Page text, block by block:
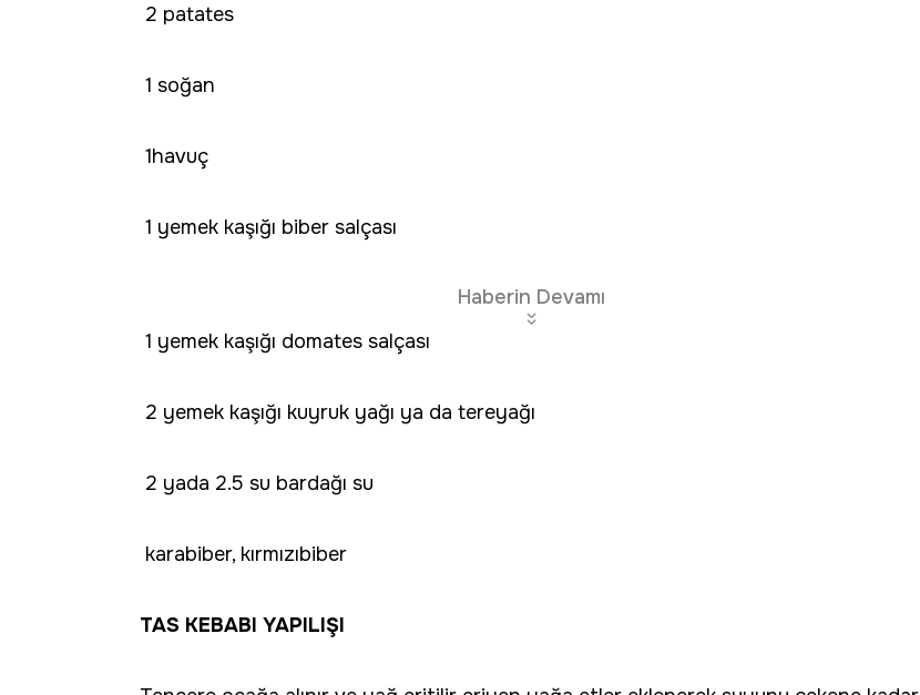
2 patates
1 soğan
1havuç
1 yemek kaşığı biber salçası
Haberin Devamı
1 yemek kaşığı domates salçası
2 yemek kaşığı kuyruk yağı ya da tereyağı
2 yada 2.5 su bardağı su
karabiber, kırmızıbiber
TAS KEBABI YAPILIŞI